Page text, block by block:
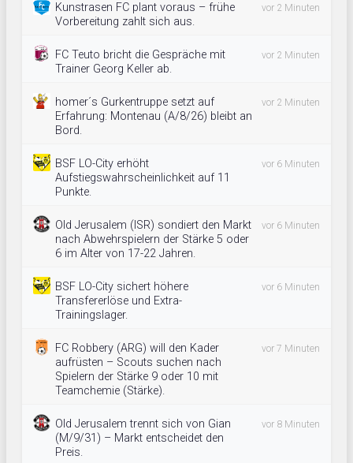
Kunstrasen FC plant voraus – frühe
Vorbereitung zahlt sich aus.
vor 2 Minuten
FC Teuto bricht die Gespräche mit
Trainer Georg Keller ab.
vor 2 Minuten
homer´s Gurkentruppe setzt auf
Erfahrung: Montenau (A/8/26) bleibt an
Bord.
vor 2 Minuten
BSF LO-City erhöht
Aufstiegswahrscheinlichkeit auf 11
Punkte.
vor 6 Minuten
Old Jerusalem (ISR) sondiert den Markt
nach Abwehrspielern der Stärke 5 oder
6 im Alter von 17-22 Jahren.
vor 6 Minuten
BSF LO-City sichert höhere
Transfererlöse und Extra-
Trainingslager.
vor 6 Minuten
FC Robbery (ARG) will den Kader
aufrüsten – Scouts suchen nach
Spielern der Stärke 9 oder 10 mit
Teamchemie (Stärke).
vor 7 Minuten
Old Jerusalem trennt sich von Gian
(M/9/31) – Markt entscheidet den
Preis.
vor 8 Minuten